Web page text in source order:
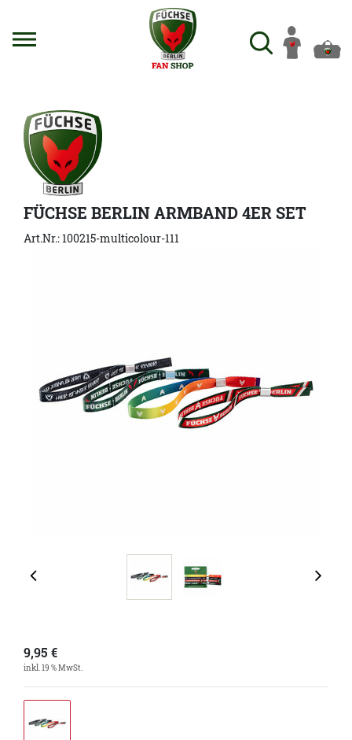
FÜCHSE BERLIN ARMBAND 4ER SET
Art.Nr.: 100215-multicolour-111
9,95 €
inkl. 19 % MwSt.